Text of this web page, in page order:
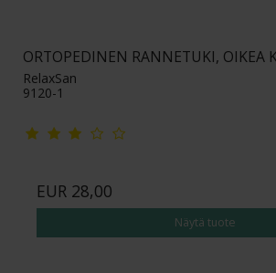
ORTOPEDINEN RANNETUKI, OIKEA
RelaxSan
9120-1
EUR 28,00
Näytä tuote